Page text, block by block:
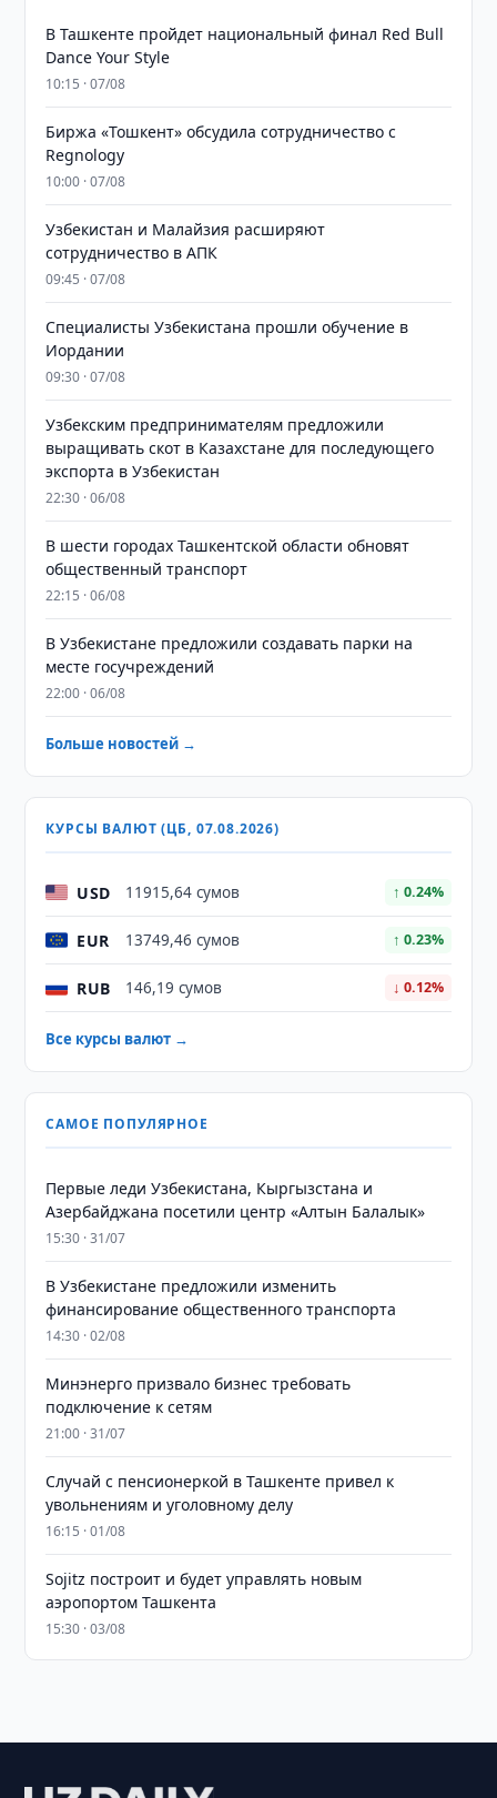
В Ташкенте пройдет национальный финал Red Bull
Dance Your Style
10:15 · 07/08
Биржа «Тошкент» обсудила сотрудничество с
Regnology
10:00 · 07/08
Узбекистан и Малайзия расширяют
сотрудничество в АПК
09:45 · 07/08
Специалисты Узбекистана прошли обучение в
Иордании
09:30 · 07/08
Узбекским предпринимателям предложили
выращивать скот в Казахстане для последующего
экспорта в Узбекистан
22:30 · 06/08
В шести городах Ташкентской области обновят
общественный транспорт
22:15 · 06/08
В Узбекистане предложили создавать парки на
месте госучреждений
22:00 · 06/08
Больше новостей →
КУРСЫ ВАЛЮТ (ЦБ, 07.08.2026)
USD 11915,64 сумов ↑ 0.24%
EUR 13749,46 сумов ↑ 0.23%
RUB 146,19 сумов ↓ 0.12%
Все курсы валют →
САМОЕ ПОПУЛЯРНОЕ
Первые леди Узбекистана, Кыргызстана и
Азербайджана посетили центр «Алтын Балалык»
15:30 · 31/07
В Узбекистане предложили изменить
финансирование общественного транспорта
14:30 · 02/08
Минэнерго призвало бизнес требовать
подключение к сетям
21:00 · 31/07
Случай с пенсионеркой в Ташкенте привел к
увольнениям и уголовному делу
16:15 · 01/08
Sojitz построит и будет управлять новым
аэропортом Ташкента
15:30 · 03/08